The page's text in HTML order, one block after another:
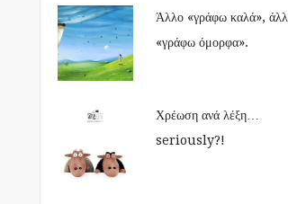
Άλλο «γράφω καλά»,
«γράφω όμορφα».
Χρέωση ανά λέξη…
seriously?!